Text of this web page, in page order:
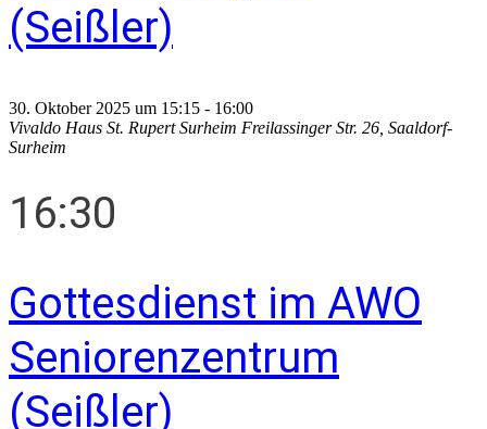
(Seißler)
30. Oktober 2025 um 15:15 - 16:00
Vivaldo Haus St. Rupert Surheim Freilassinger Str. 26, Saaldorf-
Surheim
16:30
Gottesdienst im AWO
Seniorenzentrum
(Seißler)